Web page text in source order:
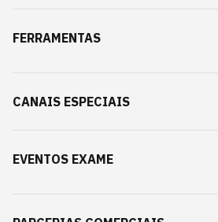
FERRAMENTAS
CANAIS ESPECIAIS
EVENTOS EXAME